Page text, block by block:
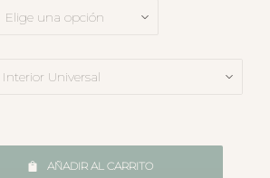
AÑADIR AL CARRITO